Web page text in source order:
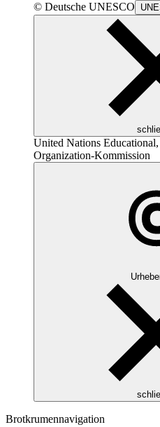
© Deutsche UNESCO
United Nations
Organization-Kommission
Brotkrumennavigation